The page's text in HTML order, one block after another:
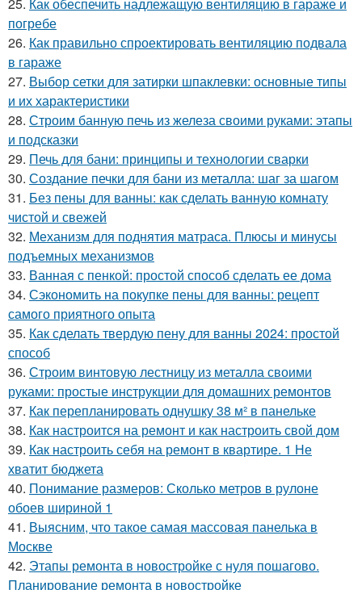
25. Как обеспечить надлежащую вентиляцию в гараже и
погребе
26. Как правильно спроектировать вентиляцию подвала
в гараже
27. Выбор сетки для затирки шпаклевки: основные типы
и их характеристики
28. Строим банную печь из железа своими руками: этапы
и подсказки
29. Печь для бани: принципы и технологии сварки
30. Создание печки для бани из металла: шаг за шагом
31. Без пены для ванны: как сделать ванную комнату
чистой и свежей
32. Механизм для поднятия матраса. Плюсы и минусы
подъемных механизмов
33. Ванная с пенкой: простой способ сделать ее дома
34. Сэкономить на покупке пены для ванны: рецепт
самого приятного опыта
35. Как сделать твердую пену для ванны 2024: простой
способ
36. Строим винтовую лестницу из металла своими
руками: простые инструкции для домашних ремонтов
37. Как перепланировать однушку 38 м² в панельке
38. Как настроится на ремонт и как настроить свой дом
39. Как настроить себя на ремонт в квартире. 1 Не
хватит бюджета
40. Понимание размеров: Сколько метров в рулоне
обоев шириной 1
41. Выясним, что такое самая массовая панелька в
Москве
42. Этапы ремонта в новостройке с нуля пошагово.
Планирование ремонта в новостройке